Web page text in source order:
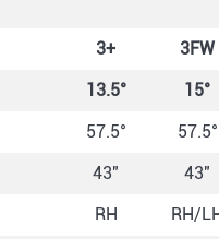
3+ 3FW
13.5° 15°
57.5° 57.5°
43" 43"
RH RH/